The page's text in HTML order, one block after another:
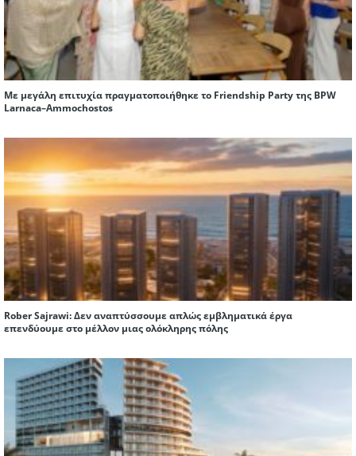
Με μεγάλη επιτυχία πραγματοποιήθηκε το Friendship Party της BPW
Larnaca–Ammochostos
Rober Sajrawi: Δεν αναπτύσσουμε απλώς εμβληματικά έργα
επενδύουμε στο μέλλον μιας ολόκληρης πόλης